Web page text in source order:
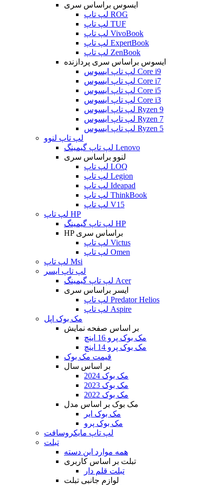
ایسوس براساس سری
لپ تاپ ROG
لپ تاپ TUF
لپ تاپ VivoBook
لپ تاپ ExpertBook
لپ تاپ ZenBook
ایسوس براساس سری پردازنده
لپ تاپ ایسوس Core i9
لپ تاپ ایسوس Core i7
لپ تاپ ایسوس Core i5
لپ تاپ ایسوس Core i3
لپ تاپ ایسوس Ryzen 9
لپ تاپ ایسوس Ryzen 7
لپ تاپ ایسوس Ryzen 5
لپ تاپ لنوو
لپ تاپ گیمینگ Lenovo
لنوو براساس سری
لپ تاپ LOQ
لپ تاپ Legion
لپ تاپ Ideapad
لپ تاپ ThinkBook
لپ تاپ V15
لپ تاپ HP
لپ تاپ گیمینگ HP
HP براساس سری
لپ تاپ Victus
لپ تاپ Omen
لپ تاپ Msi
لپ تاپ ایسر
لپ تاپ گیمینگ Acer
ایسر براساس سری
لپ تاپ Predator Helios
لپ تاپ Aspire
مک بوک اپل
بر اساس صفحه نمایش
مک بوک پرو 16 اینچ
مک بوک پرو 14 اینچ
قیمت مک بوک
بر اساس سال
مک بوک 2024
مک بوک 2023
مک بوک 2022
مک بوک بر اساس مدل
مک بوک ایر
مک بوک پرو
لپ تاپ مایکروسافت
تبلت
همه موارد این دسته
تبلت بر اساس کاربری
تبلت قلم دار
لوازم جانبی تبلت